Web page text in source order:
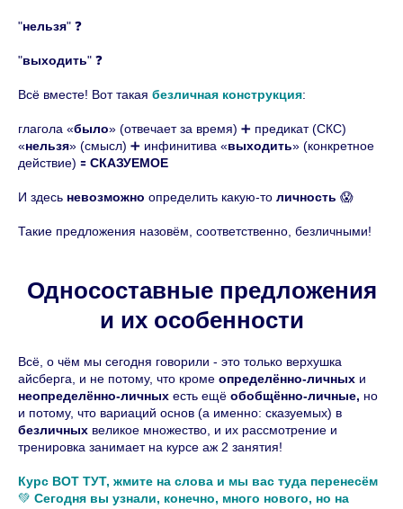
"нельзя" ❓
"выходить" ❓
Всё вместе! Вот такая безличная конструкция:
глагола «было» (отвечает за время) ➕ предикат (СКС)
«нельзя» (смысл) ➕ инфинитива «выходить» (конкретное
действие) 🟰 СКАЗУЕМОЕ
И здесь невозможно определить какую-то личность 😱
Такие предложения назовём, соответственно, безличными!
Односоставные предложения
и их особенности
Всё, о чём мы сегодня говорили - это только верхушка
айсберга, и не потому, что кроме определённо-личных и
неопределённо-личных есть ещё обобщённо-личные, но
и потому, что вариаций основ (а именно: сказуемых) в
безличных великое множество, и их рассмотрение и
тренировка занимает на курсе аж 2 занятия!
Курс ВОТ ТУТ, жмите на слова и мы вас туда перенесём
💚 Сегодня вы узнали, конечно, много нового, но на